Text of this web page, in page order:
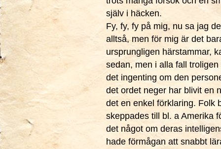
själv i häcken.
Fy, fy, fy på mig, nu sa jag
alltså, men för mig är det
ursprungligen härstammar,
sedan, men i alla fall
det ingenting om den
det ordet neger har blivit en
det en enkel förklaring. Folk
skeppades till bl. a Amerika
det något om deras
hade förmågan att snabbt